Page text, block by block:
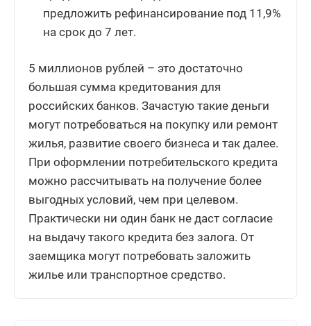
предложить рефинансирование под 11,9%
на срок до 7 лет.
5 миллионов рублей – это достаточно
большая сумма кредитования для
российских банков. Зачастую такие деньги
могут потребоваться на покупку или ремонт
жилья, развитие своего бизнеса и так далее.
При оформлении потребительского кредита
можно рассчитывать на получение более
выгодных условий, чем при целевом.
Практически ни один банк не даст согласие
на выдачу такого кредита без залога. От
заемщика могут потребовать заложить
жилье или транспортное средство.